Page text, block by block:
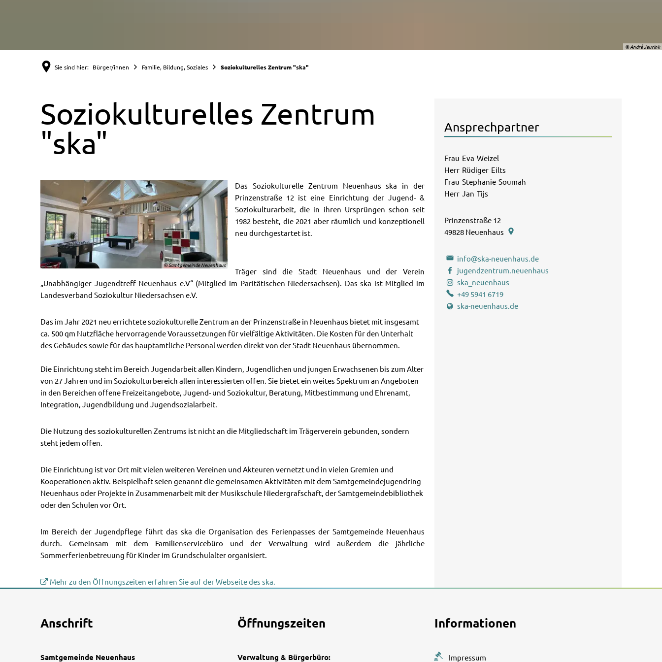
© André Jeurink
Sie sind hier: Bürger/innen Familie, Bildung, Soziales Soziokulturelles Zentrum "ska"
Soziokulturelles Zentrum
"ska"
© Samtgemeinde Neuenhaus
Das Soziokulturelle Zentrum Neuenhaus ska in der
Prinzenstraße 12 ist eine Einrichtung der Jugend- &
Soziokulturarbeit, die in ihren Ursprüngen schon seit
1982 besteht, die 2021 aber räumlich und konzeptionell
neu durchgestartet ist.
Träger sind die Stadt Neuenhaus und der Verein
„Unabhängiger Jugendtreff Neuenhaus e.V“ (Mitglied im Paritätischen Niedersachsen). Das ska ist Mitglied im
Landesverband Soziokultur Niedersachsen e.V.
Das im Jahr 2021 neu errichtete soziokulturelle Zentrum an der Prinzenstraße in Neuenhaus bietet mit insgesamt
ca. 500 qm Nutzfläche hervorragende Voraussetzungen für vielfältige Aktivitäten. Die Kosten für den Unterhalt
des Gebäudes sowie für das hauptamtliche Personal werden direkt von der Stadt Neuenhaus übernommen.
Die Einrichtung steht im Bereich Jugendarbeit allen Kindern, Jugendlichen und jungen Erwachsenen bis zum Alter
von 27 Jahren und im Soziokulturbereich allen interessierten offen. Sie bietet ein weites Spektrum an Angeboten
in den Bereichen offene Freizeitangebote, Jugend- und Soziokultur, Beratung, Mitbestimmung und Ehrenamt,
Integration, Jugendbildung und Jugendsozialarbeit.
Die Nutzung des soziokulturellen Zentrums ist nicht an die Mitgliedschaft im Trägerverein gebunden, sondern
steht jedem offen.
Die Einrichtung ist vor Ort mit vielen weiteren Vereinen und Akteuren vernetzt und in vielen Gremien und
Kooperationen aktiv. Beispielhaft seien genannt die gemeinsamen Aktivitäten mit dem Samtgemeindejugendring
Neuenhaus oder Projekte in Zusammenarbeit mit der Musikschule Niedergrafschaft, der Samtgemeindebibliothek
oder den Schulen vor Ort.
Im Bereich der Jugendpflege führt das ska die Organisation des Ferienpasses der Samtgemeinde Neuenhaus
durch. Gemeinsam mit dem Familienservicebüro und der Verwaltung wird außerdem die jährliche
Sommerferienbetreuung für Kinder im Grundschulalter organisiert.
Mehr zu den Öffnungszeiten erfahren Sie auf der Webseite des ska.
Ansprechpartner
Frau Eva Weizel
Herr Rüdiger Eilts
Frau Stephanie Soumah
Herr Jan Tijs
Prinzenstraße 12
49828 Neuenhaus
info@ska-neuenhaus.de
jugendzentrum.neuenhaus
ska_neuenhaus
+49 5941 6719
ska-neuenhaus.de
Anschrift
Samtgemeinde Neuenhaus
Öffnungszeiten
Verwaltung & Bürgerbüro:
Informationen
Impressum